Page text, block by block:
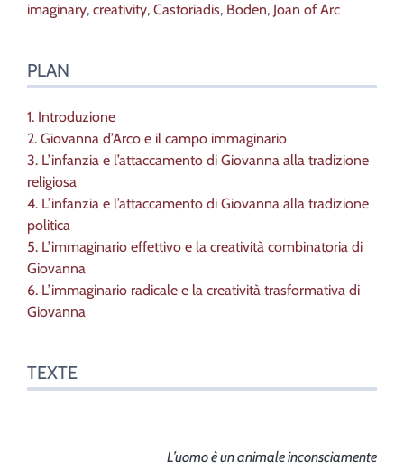
imaginary, creativity, Castoriadis, Boden, Joan of Arc
PLAN
1. Introduzione
2. Giovanna d’Arco e il campo immaginario
3. L’infanzia e l’attaccamento di Giovanna alla tradizione
religiosa
4. L’infanzia e l’attaccamento di Giovanna alla tradizione
politica
5. L’immaginario effettivo e la creatività combinatoria di
Giovanna
6. L’immaginario radicale e la creatività trasformativa di
Giovanna
TEXTE
L’uomo è un animale inconsciamente